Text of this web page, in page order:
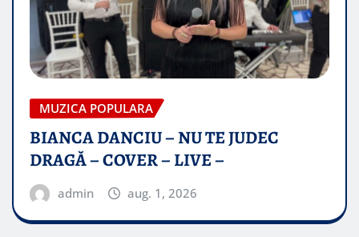
MUZICA POPULARA
BIANCA DANCIU – NU TE JUDEC
DRAGĂ – COVER – LIVE –
admin aug. 1, 2026